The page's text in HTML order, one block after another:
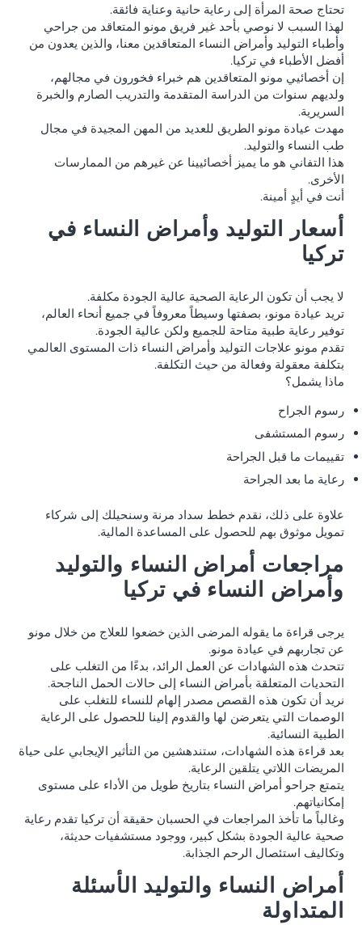
تحتاج صحة المرأة إلى رعاية حانية وعناية فائقة.
لهذا السبب لا نوصي بأحد غير فريق مونو المتعاقد من جراحي
وأطباء التوليد وأمراض النساء المتعاقدين معنا، والذين يعدون من
أفضل الأطباء في تركيا.
إن أخصائيي مونو المتعاقدين هم خبراء فخورون في مجالهم،
ولديهم سنوات من الدراسة المتقدمة والتدريب الصارم والخبرة
السريرية.
مهدت عيادة مونو الطريق للعديد من المهن المجيدة في مجال
طب النساء والتوليد.
هذا التفاني هو ما يميز أخصائيينا عن غيرهم من الممارسات
الأخرى.
أنت في أيدٍ أمينة.
أسعار التوليد وأمراض النساء في
تركيا
لا يجب أن تكون الرعاية الصحية عالية الجودة مكلفة.
تريد عيادة مونو، بصفتها وسيطاً معروفاً في جميع أنحاء العالم،
توفير رعاية طبية متاحة للجميع ولكن عالية الجودة.
تقدم مونو علاجات التوليد وأمراض النساء ذات المستوى العالمي
بتكلفة معقولة وفعالة من حيث التكلفة.
ماذا يشمل؟
رسوم الجراح
رسوم المستشفى
تقييمات ما قبل الجراحة
رعاية ما بعد الجراحة
علاوة على ذلك، نقدم خطط سداد مرنة وسنحيلك إلى شركاء
تمويل موثوق بهم للحصول على المساعدة المالية.
مراجعات أمراض النساء والتوليد
وأمراض النساء في تركيا
يرجى قراءة ما يقوله المرضى الذين خضعوا للعلاج من خلال مونو
عن تجاربهم في عيادة مونو.
تتحدث هذه الشهادات عن العمل الرائد، بدءًا من التغلب على
التحديات المتعلقة بأمراض النساء إلى حالات الحمل الناجحة.
نريد أن تكون هذه القصص مصدر إلهام للنساء للتغلب على
الوصمات التي يتعرضن لها والقدوم إلينا للحصول على الرعاية
الطبية النسائية.
بعد قراءة هذه الشهادات، ستندهشين من التأثير الإيجابي على حياة
المريضات اللاتي يتلقين الرعاية.
يتمتع جراحو أمراض النساء بتاريخ طويل من الأداء على مستوى
إمكانياتهم.
وغالباً ما تأخذ المراجعات في الحسبان حقيقة أن تركيا تقدم رعاية
صحية عالية الجودة بشكل كبير، ووجود مستشفيات حديثة،
وتكاليف استئصال الرحم الجذابة.
أمراض النساء والتوليد الأسئلة
المتداولة